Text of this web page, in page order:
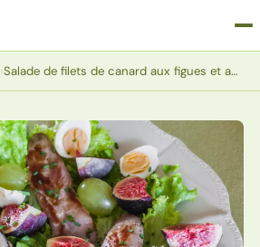
› Salade de filets de canard aux figues et aux raisins